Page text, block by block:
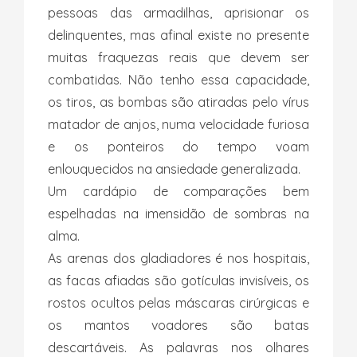
pessoas das armadilhas, aprisionar os
delinquentes, mas afinal existe no presente
muitas fraquezas reais que devem ser
combatidas. Não tenho essa capacidade,
os tiros, as bombas são atiradas pelo vírus
matador de anjos, numa velocidade furiosa
e os ponteiros do tempo voam
enlouquecidos na ansiedade generalizada.
Um cardápio de comparações bem
espelhadas na imensidão de sombras na
alma.
As arenas dos gladiadores é nos hospitais,
as facas afiadas são gotículas invisíveis, os
rostos ocultos pelas máscaras cirúrgicas e
os mantos voadores são batas
descartáveis. As palavras nos olhares